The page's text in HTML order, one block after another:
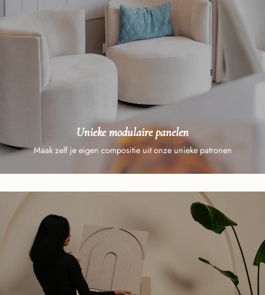
Unieke modulaire panelen
Maak zelf je eigen compositie uit onze unieke patronen